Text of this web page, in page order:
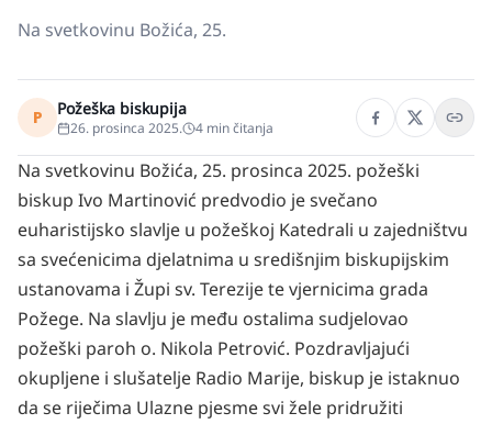
Na svetkovinu Božića, 25.
P Požeška biskupija
26. prosinca 2025. 4 min čitanja
Na svetkovinu Božića, 25. prosinca 2025. požeški
biskup Ivo Martinović predvodio je svečano
euharistijsko slavlje u požeškoj Katedrali u zajedništvu
sa svećenicima djelatnima u središnjim biskupijskim
ustanovama i Župi sv. Terezije te vjernicima grada
Požege. Na slavlju je među ostalima sudjelovao
požeški paroh o. Nikola Petrović. Pozdravljajući
okupljene i slušatelje Radio Marije, biskup je istaknuo
da se riječima Ulazne pjesme svi žele pridružiti